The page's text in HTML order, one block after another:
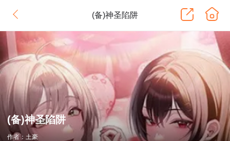
(备)神圣陷阱
(备)神圣陷阱
作者：土豪